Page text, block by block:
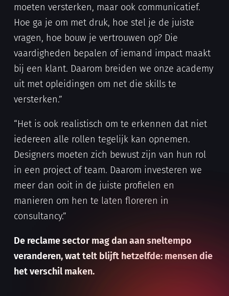
moeten versterken, maar ook communicatief.
Hoe ga je om met druk, hoe stel je de juiste
vragen, hoe bouw je vertrouwen op? Die
vaardigheden bepalen of iemand impact maakt
bij een klant. Daarom breiden we onze academy
uit met opleidingen om net die skills te
versterken.”
“Het is ook realistisch om te erkennen dat niet
iedereen alle rollen tegelijk kan opnemen.
Designers moeten zich bewust zijn van hun rol
in een project of team. Daarom investeren we
meer dan ooit in de juiste profielen en
manieren om hen te laten floreren in
consultancy.”
De reclame sector mag dan aan sneltempo
veranderen, wat telt blijft hetzelfde: mensen die
het verschil maken.